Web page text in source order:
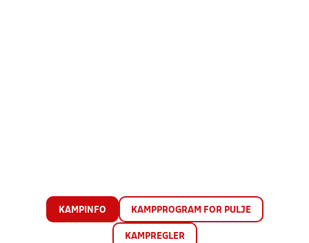
KAMPINFO KAMPPROGRAM FOR PULJE
KAMPREGLER